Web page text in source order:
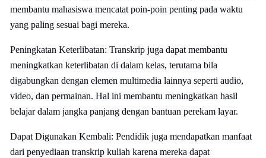
membantu mahasiswa mencatat poin-poin penting pada waktu
yang paling sesuai bagi mereka.
Peningkatan Keterlibatan: Transkrip juga dapat membantu
meningkatkan keterlibatan di dalam kelas, terutama bila
digabungkan dengan elemen multimedia lainnya seperti audio,
video, dan permainan. Hal ini membantu meningkatkan hasil
belajar dalam jangka panjang dengan bantuan perekam layar.
Dapat Digunakan Kembali: Pendidik juga mendapatkan manfaat
dari penyediaan transkrip kuliah karena mereka dapat